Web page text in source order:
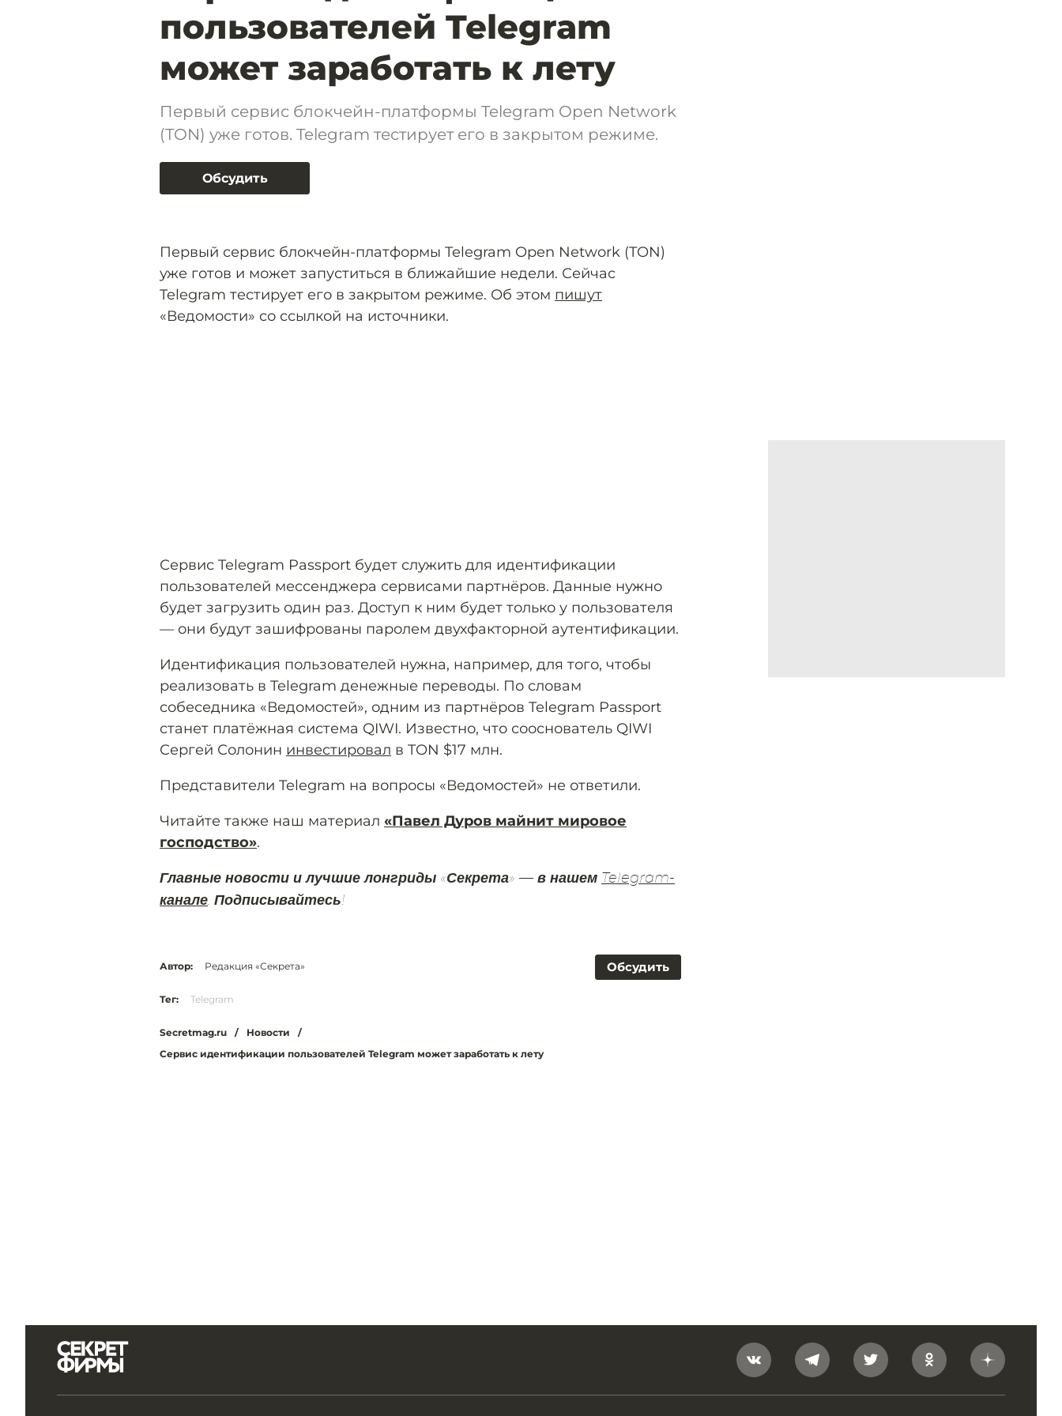
пользователей Telegram
может заработать к лету
Первый сервис блокчейн-платформы Telegram Open Network
(TON) уже готов. Telegram тестирует его в закрытом режиме.
Обсудить
Первый сервис блокчейн-платформы Telegram Open Network (TON)
уже готов и может запуститься в ближайшие недели. Сейчас
Telegram тестирует его в закрытом режиме. Об этом пишут
«Ведомости» со ссылкой на источники.
Сервис Telegram Passport будет служить для идентификации
пользователей мессенджера сервисами партнёров. Данные нужно
будет загрузить один раз. Доступ к ним будет только у пользователя
— они будут зашифрованы паролем двухфакторной аутентификации.
Идентификация пользователей нужна, например, для того, чтобы
реализовать в Telegram денежные переводы. По словам
собеседника «Ведомостей», одним из партнёров Telegram Passport
станет платёжная система QIWI. Известно, что сооснователь QIWI
Сергей Солонин инвестировал в TON $17 млн.
Представители Telegram на вопросы «Ведомостей» не ответили.
Читайте также наш материал «Павел Дуров майнит мировое
господство».
Главные новости и лучшие лонгриды «Секрета» — в нашем Telegram-
канале. Подписывайтесь!
Обсудить
Автор: Редакция «Секрета»
Тег: Telegram
Secretmag.ru / Новости
/
Сервис идентификации пользователей Telegram может заработать к лету